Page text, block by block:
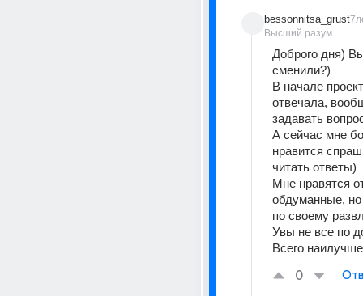
bessonnitsa_grust
Высший разум
Доброго дня)
сменили?)
В начале
отвечала,
задавать
А сейчас мне
нравится
читать ответы)
Мне нравятся
обдуманные,
по своему
Увы не все по
Всего
0